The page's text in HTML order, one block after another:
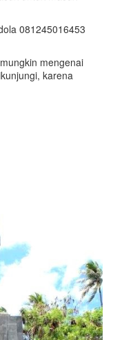
081245016453
mengenai
karena